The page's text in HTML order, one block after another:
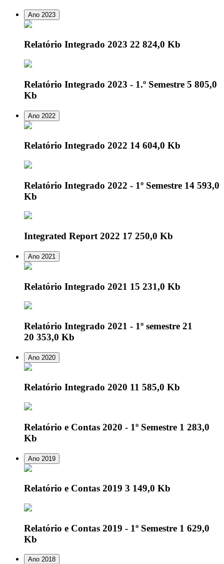
Ano 2023
Relatório Integrado 2023 22 824,0 Kb
Relatório Integrado 2023 - 1.º Semestre 5 805,0
Kb
Ano 2022
Relatório Integrado 2022 14 604,0 Kb
Relatório Integrado 2022 - 1º Semestre 14 593,0
Kb
Integrated Report 2022 17 250,0 Kb
Ano 2021
Relatório Integrado 2021 15 231,0 Kb
Relatório Integrado 2021 - 1º semestre 21
20 353,0 Kb
Ano 2020
Relatório Integrado 2020 11 585,0 Kb
Relatório e Contas 2020 - 1º Semestre 1 283,0
Kb
Ano 2019
Relatório e Contas 2019 3 149,0 Kb
Relatório e Contas 2019 - 1º Semestre 1 629,0
Kb
Ano 2018